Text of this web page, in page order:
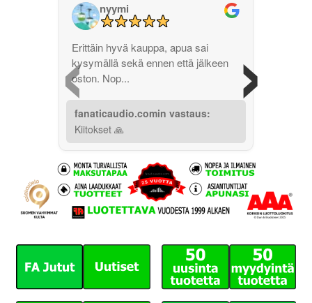
‹
nyymi
Erittäin hyvä kauppa, apua sai
kysymällä sekä ennen että jälkeen
oston. Nop...
fanaticaudio.comin vastaus:
Kiitokset 🙏
›